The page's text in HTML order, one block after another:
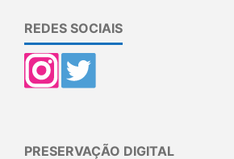
REDES SOCIAIS
PRESERVAÇÃO DIGITAL